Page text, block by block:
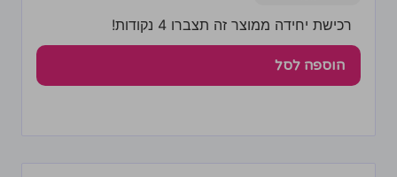
רכישת יחידה ממוצר זה תצברו 4 נקודות!
הוספה לסל